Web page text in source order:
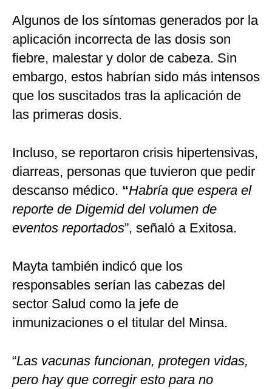
Algunos de los síntomas generados por la
aplicación incorrecta de las dosis son
fiebre, malestar y dolor de cabeza. Sin
embargo, estos habrían sido más intensos
que los suscitados tras la aplicación de
las primeras dosis.
Incluso, se reportaron crisis hipertensivas,
diarreas, personas que tuvieron que pedir
descanso médico. “Habría que espera el
reporte de Digemid del volumen de
eventos reportados”, señaló a Exitosa.
Mayta también indicó que los
responsables serían las cabezas del
sector Salud como la jefe de
inmunizaciones o el titular del Minsa.
“Las vacunas funcionan, protegen vidas,
pero hay que corregir esto para no